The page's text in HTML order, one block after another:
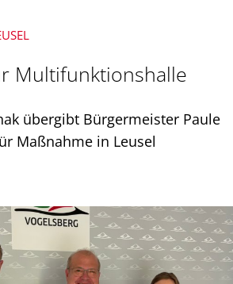
Multifunktionshalle
übergibt Bürgermeister Paule
Maßnahme in Leusel